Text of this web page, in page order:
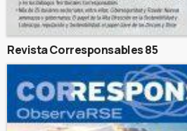
Revista Corresponsables 85